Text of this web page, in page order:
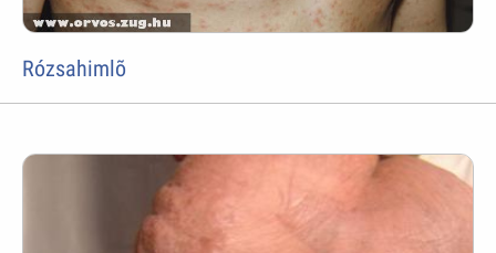
Rózsahimlõ